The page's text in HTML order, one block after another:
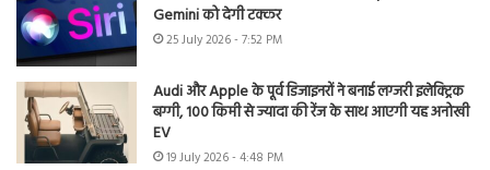
Gemini को देगी टक्कर
25 July 2026 - 7:52 PM
Audi और Apple के पूर्व डिजाइनरों ने बनाई लग्जरी इलेक्ट्रिक
बग्गी, 100 किमी से ज्यादा की रेंज के साथ आएगी यह अनोखी
EV
19 July 2026 - 4:48 PM